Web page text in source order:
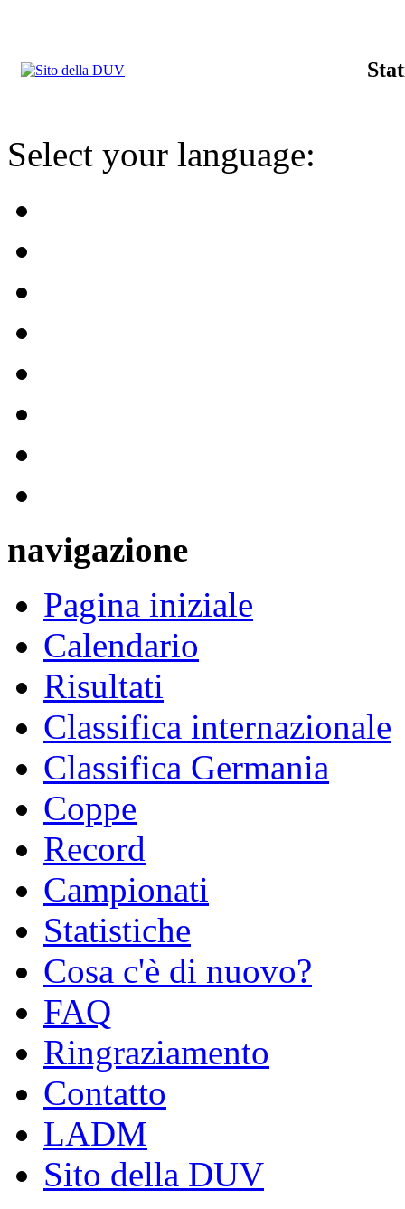
Select your language:
navigazione
Pagina iniziale
Calendario
Risultati
Classifica internazionale
Classifica Germania
Coppe
Record
Campionati
Statistiche
Cosa c'è di nuovo?
FAQ
Ringraziamento
Contatto
LADM
Sito della DUV